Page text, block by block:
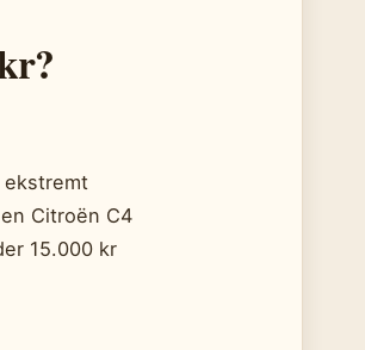
ekstremt
Citroën C4
15.000 kr